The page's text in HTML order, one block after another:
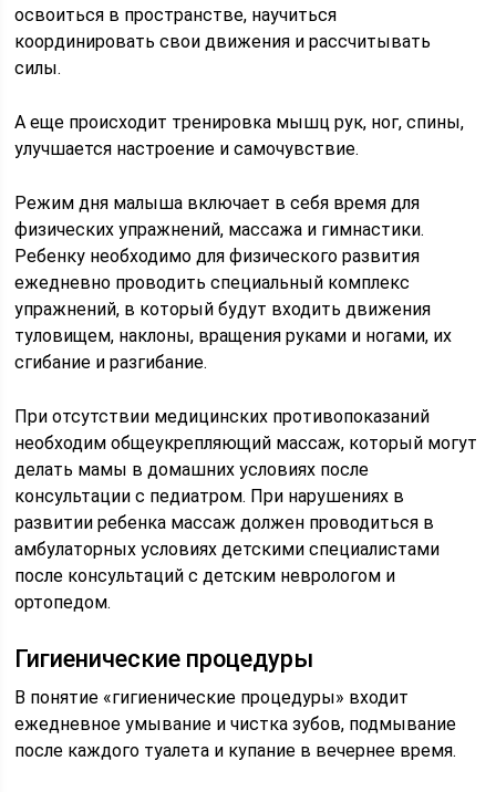
освоиться в пространстве, научиться
координировать свои движения и рассчитывать
силы.
А еще происходит тренировка мышц рук, ног, спины,
улучшается настроение и самочувствие.
Режим дня малыша включает в себя время для
физических упражнений, массажа и гимнастики.
Ребенку необходимо для физического развития
ежедневно проводить специальный комплекс
упражнений, в который будут входить движения
туловищем, наклоны, вращения руками и ногами, их
сгибание и разгибание.
При отсутствии медицинских противопоказаний
необходим общеукрепляющий массаж, который могут
делать мамы в домашних условиях после
консультации с педиатром. При нарушениях в
развитии ребенка массаж должен проводиться в
амбулаторных условиях детскими специалистами
после консультаций с детским неврологом и
ортопедом.
Гигиенические процедуры
В понятие «гигиенические процедуры» входит
ежедневное умывание и чистка зубов, подмывание
после каждого туалета и купание в вечернее время.